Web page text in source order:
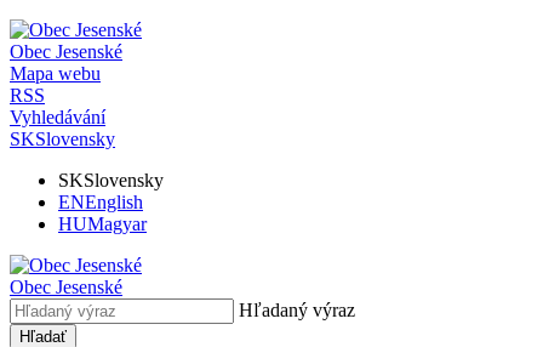
Obec Jesenské
Mapa webu
RSS
Vyhledávání
SKSlovensky
SKSlovensky
ENEnglish
HUMagyar
Obec Jesenské
Hľadaný výraz
Hľadať